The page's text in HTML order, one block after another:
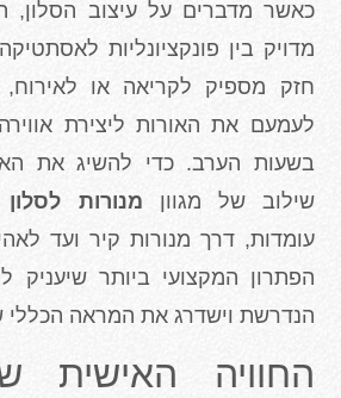
כאשר מדברים על עיצוב הסלון,
מדויק בין פונקציונליות
חזק מספיק לקריאה או
לעמעם את האורות ליצירת
בשעות הערב. כדי להשיג את
שילוב של מגוון מנורות לסלון
עומדות, דרך מנורות קיר ועד
הפתרון המקצועי ביותר
הנדרשת וישדרג את המראה הכללי
החוויה האישית